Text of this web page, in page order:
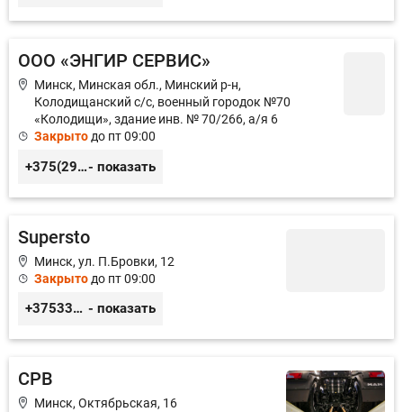
ООО «ЭНГИР СЕРВИС»
Минск, Минская обл., Минский р-н,
Колодищанский с/с, военный городок №70
«Колодищи», здание инв. № 70/266, а/я 6
Закрыто до пт 09:00
+375(29)3780105, +375(33)3780105- показать
Supersto
Минск, ул. П.Бровки, 12
Закрыто до пт 09:00
+375336260568, +375296050568 - показать
СРВ
Минск, Октябрьская, 16